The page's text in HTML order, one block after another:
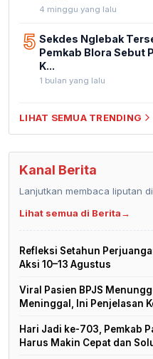
4 minggu yang lalu
5 Sekdes Nglebak
Pemkab Blora Sebut
K...
1 bulan yang lalu
LIHAT SEMUA TRENDING
Kanal Berita
Lanjutkan membaca liputan
Lihat semua di Berita→
Refleksi Setahun
Aksi 10–13 Agustus
Viral Pasien BPJS
Meninggal, Ini Penjelasan
Hari Jadi ke-703, Pemkab
Harus Makin Cepat dan